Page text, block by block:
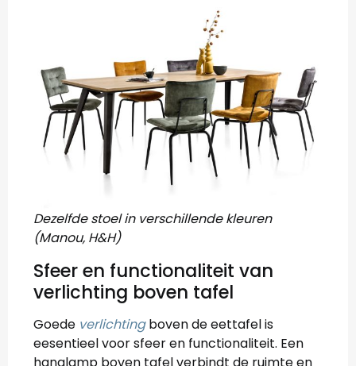
Dezelfde stoel in verschillende kleuren
(Manou, H&H)
Sfeer en functionaliteit van
verlichting boven tafel
Goede verlichtingboven de eettafel is
eesentieel voor sfeer en functionaliteit. Een
hanglamp boven tafel verbindt de ruimte en